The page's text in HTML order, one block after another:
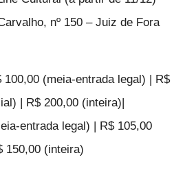
nº 150 – Juiz de Fora
100,00 (meia-entrada legal) | R$
| R$ 200,00 (inteira)|
entrada legal) | R$ 105,00
150,00 (inteira)